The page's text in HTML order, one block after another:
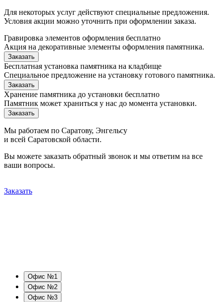
Для некоторых услуг действуют специальные предложения.
Условия акции можно уточнить при оформлении заказа.
Гравировка элементов оформления бесплатно
Акция на декоративные элементы оформления памятника.
Заказать
Бесплатная установка памятника на кладбище
Специальное предложение на установку готового памятника.
Заказать
Хранение памятника до установки бесплатно
Памятник может храниться у нас до момента установки.
Заказать
Мы работаем по Саратову, Энгельсу
и всей Саратовской области.
Вы можете заказать обратный звонок и мы ответим на все
ваши вопросы.
Заказать
Офис №1
Офис №2
Офис №3